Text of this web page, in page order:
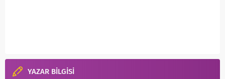
YAZAR BİLGİSİ